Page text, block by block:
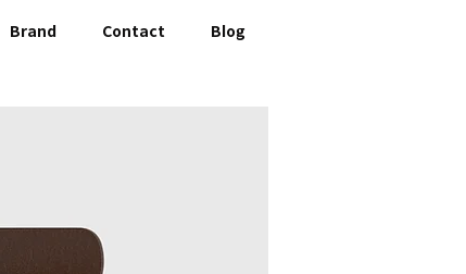
Brand Contact Blog